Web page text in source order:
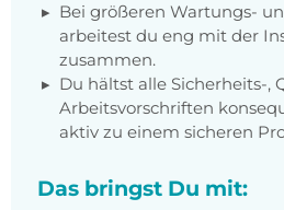
Bei größeren Wartungs-
arbeitest du eng mit der
zusammen.
Du hältst alle Sicherheits-,
Arbeitsvorschriften
aktiv zu einem sicheren
Das bringst Du mit: